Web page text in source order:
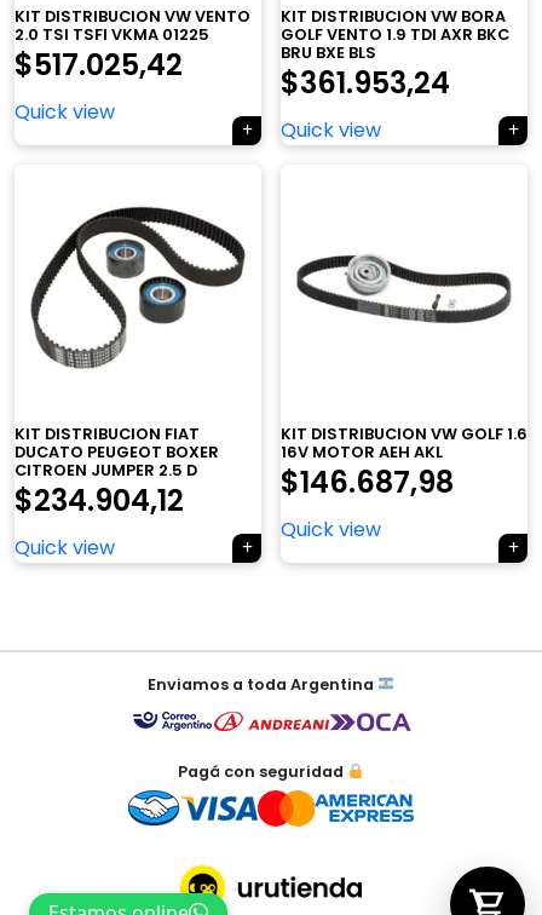
KIT DISTRIBUCION VW VENTO
2.0 TSI TSFI VKMA 01225
$517.025,42
Quick view
KIT DISTRIBUCION VW BORA
GOLF VENTO 1.9 TDI AXR BKC
BRU BXE BLS
$361.953,24
Quick view
KIT DISTRIBUCION FIAT
DUCATO PEUGEOT BOXER
CITROEN JUMPER 2.5 D
$234.904,12
Quick view
KIT DISTRIBUCION VW GOLF 1.6
16V MOTOR AEH AKL
$146.687,98
Quick view
entradas
Enviamos a toda Argentina
Pagá con seguridad
Tu carrito está vacío.